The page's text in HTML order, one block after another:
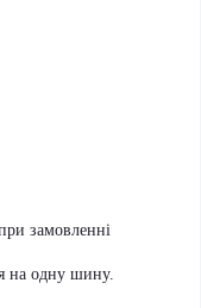
замовленні
на одну шину.